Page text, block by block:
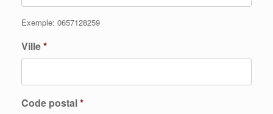
Exemple: 0657128259
Ville*
Code postal*